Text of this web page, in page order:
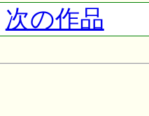
次の作品